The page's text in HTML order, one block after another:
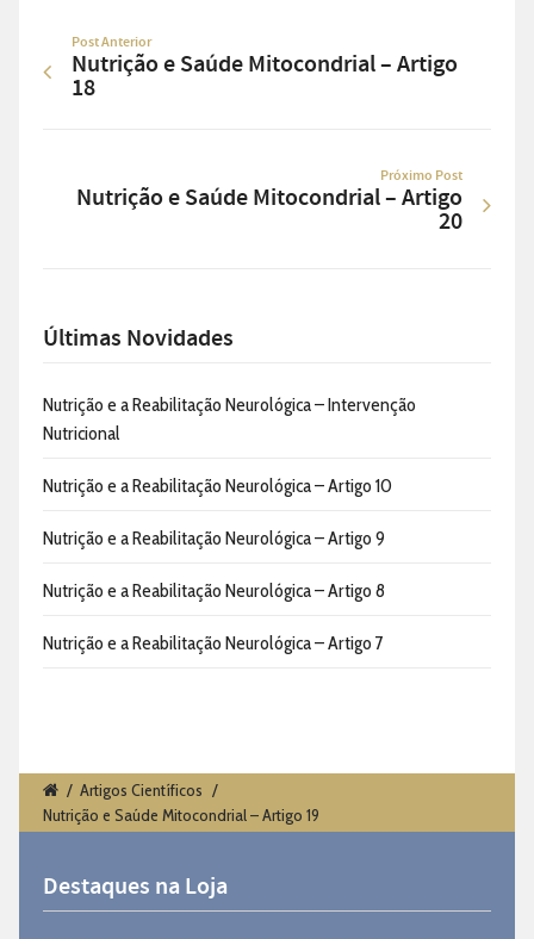
Post Anterior
Nutrição e Saúde Mitocondrial – Artigo
18
Próximo Post
Nutrição e Saúde Mitocondrial – Artigo
20
Últimas Novidades
Nutrição e a Reabilitação Neurológica – Intervenção
Nutricional
Nutrição e a Reabilitação Neurológica – Artigo 10
Nutrição e a Reabilitação Neurológica – Artigo 9
Nutrição e a Reabilitação Neurológica – Artigo 8
Nutrição e a Reabilitação Neurológica – Artigo 7
/ Artigos Científicos /
Nutrição e Saúde Mitocondrial – Artigo 19
Destaques na Loja